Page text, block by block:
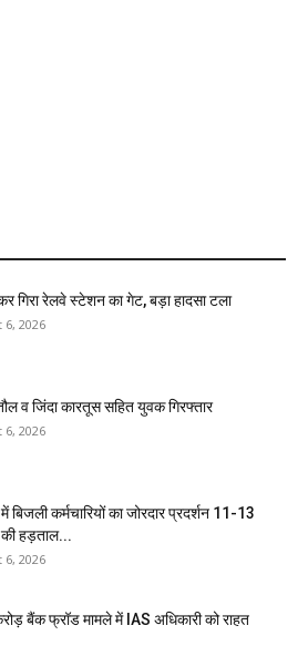
गिरा रेलवे स्टेशन का गेट, बड़ा हादसा टला
6, 2026
व जिंदा कारतूस सहित युवक गिरफ्तार
6, 2026
बिजली कर्मचारियों का जोरदार प्रदर्शन 11-13
हड़ताल...
6, 2026
बैंक फ्रॉड मामले में IAS अधिकारी को राहत